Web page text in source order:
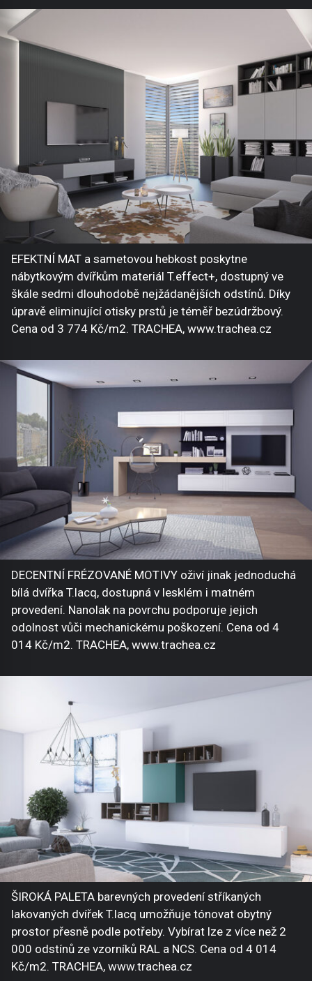
EFEKTNÍ MAT a sametovou hebkost poskytne
nábytkovým dvířkům materiál T.effect+, dostupný ve
škále sedmi dlouhodobě nejžádanějších odstínů. Díky
úpravě eliminující otisky prstů je téměř bezúdržbový.
Cena od 3 774 Kč/m2. TRACHEA, www.trachea.cz
DECENTNÍ FRÉZOVANÉ MOTIVY oživí jinak jednoduchá
bílá dvířka T.lacq, dostupná v lesklém i matném
provedení. Nanolak na povrchu podporuje jejich
odolnost vůči mechanickému poškození. Cena od 4
014 Kč/m2. TRACHEA, www.trachea.cz
ŠIROKÁ PALETA barevných provedení stříkaných
lakovaných dvířek T.lacq umožňuje tónovat obytný
prostor přesně podle potřeby. Vybírat lze z více než 2
000 odstínů ze vzorníků RAL a NCS. Cena od 4 014
Kč/m2. TRACHEA, www.trachea.cz